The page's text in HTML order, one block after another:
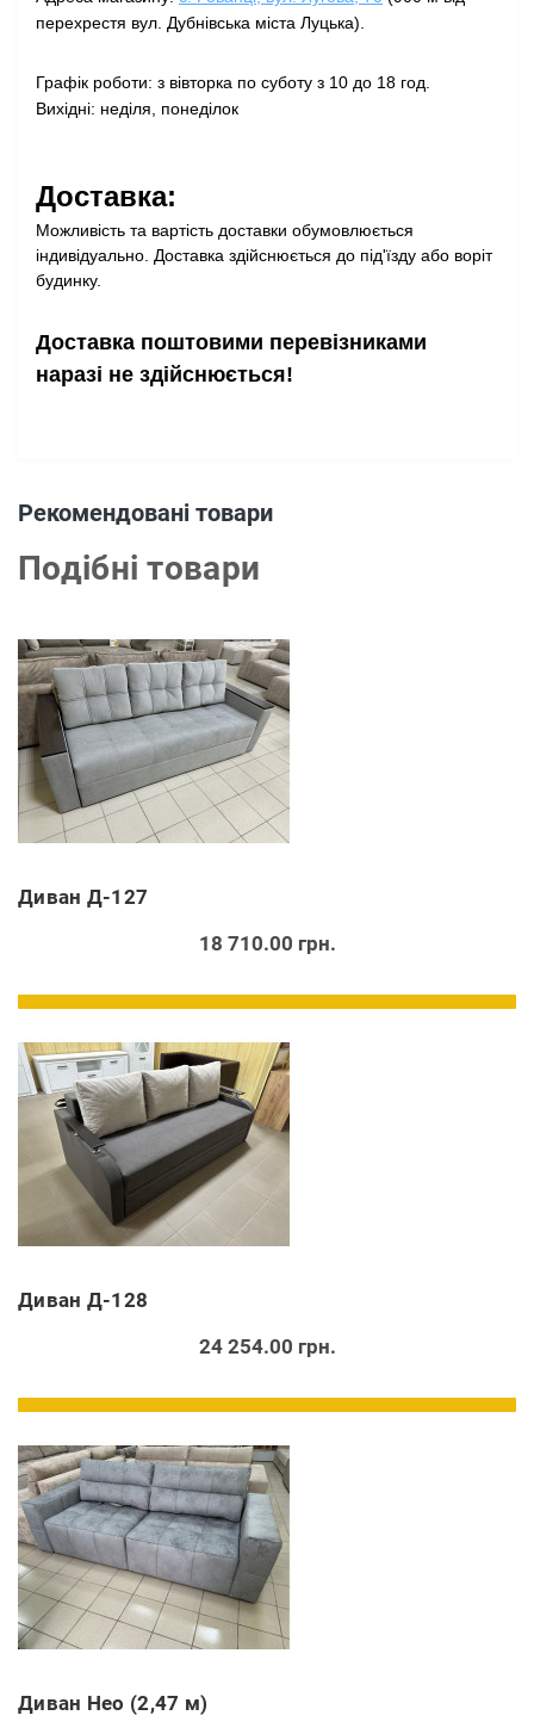
перехрестя вул. Дубнівська міста Луцька).
Графік роботи: з вівторка по суботу з 10 до 18 год.
Вихідні: неділя, понеділок
Доставка:
Можливість та вартість доставки обумовлюється
індивідуально. Доставка здійснюється до під'їзду або воріт
будинку.
Доставка поштовими перевізниками
наразі не здійснюється!
Рекомендовані товари
Подібні товари
Диван Д-127
18 710.00 грн.
Диван Д-128
24 254.00 грн.
Диван Нео (2,47 м)